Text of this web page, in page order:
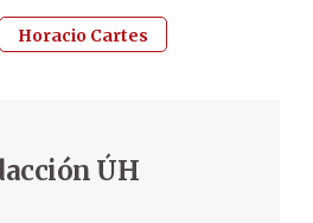
Horacio Cartes
ÚH